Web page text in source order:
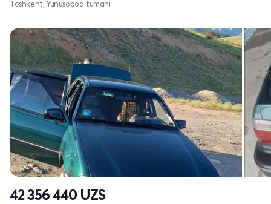
Toshkent, Yunusobod tumani
42 356 440 UZS